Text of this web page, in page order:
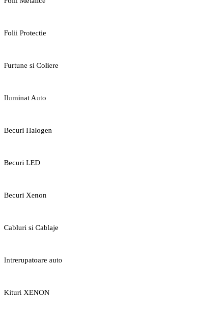
Folii Protectie
Furtune si Coliere
Iluminat Auto
Becuri Halogen
Becuri LED
Becuri Xenon
Cabluri si Cablaje
Intrerupatoare auto
Kituri XENON